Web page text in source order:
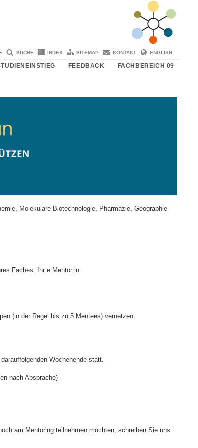
SUCHE INDEX SITEMAP KONTAKT ENGLISH
FEEDBACK FACHBEREICH 09
Molekulare Biotechnologie, Pharmazie, Geographie
Faches. Ihr:e Mentor:in
(in der Regel bis zu 5 Mentees) vernetzen.
Wochenende statt.
nach Absprache)
am Mentoring teilnehmen möchten, schreiben Sie uns